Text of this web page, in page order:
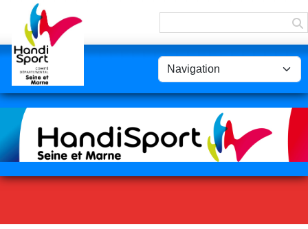
Panneau de gestion des cookies